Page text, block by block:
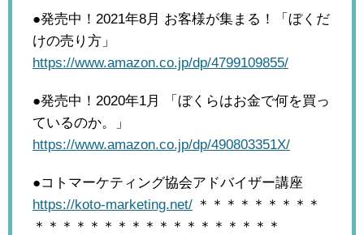
●発売中！2021年8月 お客様が集まる！「ぼくだ
けの売り方」
https://www.amazon.co.jp/dp/4799109855/
●発売中！2020年1月
「ぼくらはお金で何を買っ
ているのか。」
https://www.amazon.co.jp/dp/490803351X/
●コトマーケティング協会アドバイザー講座
https://koto-marketing.net/ ＊＊＊＊＊＊＊＊＊
＊＊＊＊＊＊＊＊＊＊＊＊＊＊＊＊＊＊